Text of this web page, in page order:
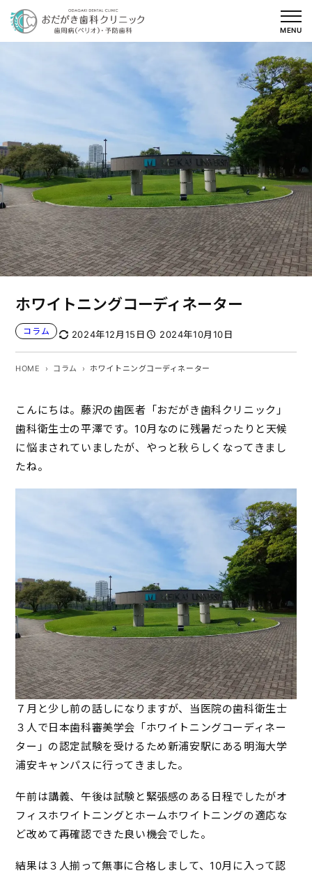
を
MENU
ホワイトニングコーディネーター
コラム 2024年12月15日 2024年10月10日
HOME コラム ホワイトニングコーディネーター
こんにちは。藤沢の歯医者「おだがき歯科クリニック」
歯科衛生士の平澤です。10月なのに残暑だったりと天候
に悩まされていましたが、やっと秋らしくなってきまし
たね。
７月と少し前の話しになりますが、当医院の歯科衛生士
３人で日本歯科審美学会「ホワイトニングコーディネー
ター」の認定試験を受けるため新浦安駅にある明海大学
浦安キャンパスに行ってきました。
午前は講義、午後は試験と緊張感のある日程でしたがオ
フィスホワイトニングとホームホワイトニングの適応な
ど改めて再確認できた良い機会でした。
結果は３人揃って無事に合格しまして、10月に入って認